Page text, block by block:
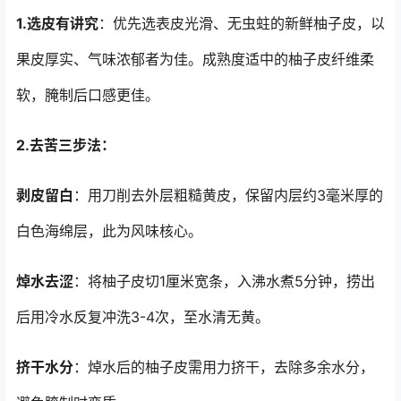
1.选皮有讲究：优先选表皮光滑、无虫蛀的新鲜柚子皮，以
果皮厚实、气味浓郁者为佳。成熟度适中的柚子皮纤维柔
软，腌制后口感更佳。
2.去苦三步法：
剥皮留白 ：用刀削去外层粗糙黄皮，保留内层约3毫米厚的
白色海绵层，此为风味核心。
焯水去涩 ：将柚子皮切1厘米宽条，入沸水煮5分钟，捞出
后用冷水反复冲洗3-4次，至水清无黄。
挤干水分：焯水后的柚子皮需用力挤干，去除多余水分，